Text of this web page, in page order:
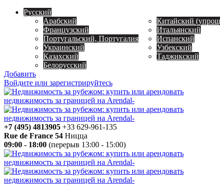
Русский
Арабский
Китайский
Французский
Итальянский
Португальский, Португалия
Испанский
Украинский
Узбекский
Казахский
Таджикский
Белорусский
Добавить
Войдите или зарегистрируйтесь
+7 (495) 4813905 +33 629-961-135
Rue de France 54 Ницца
09:00 - 18:00 (перерыв 13:00 - 15:00)